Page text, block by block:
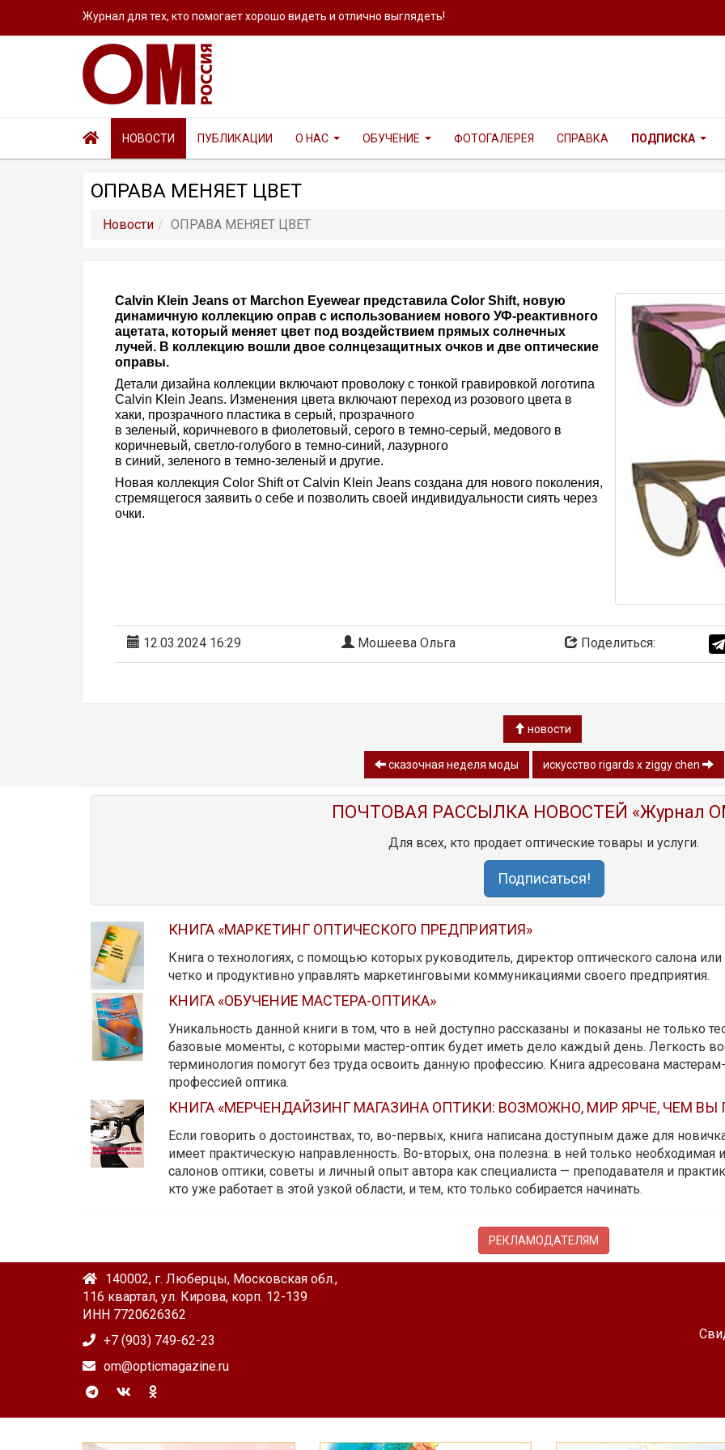
Журнал для тех, кто помогает хорошо видеть и отлично выглядеть!
НОВОСТИ ПУБЛИКАЦИИ О НАС ОБУЧЕНИЕ ФОТОГАЛЕРЕЯ СПРАВКА ПОДПИСКА
ОПРАВА МЕНЯЕТ ЦВЕТ
Новости ОПРАВА МЕНЯЕТ ЦВЕТ
Calvin Klein Jeans от Marchon Eyewear представила Color Shift, новую
динамичную коллекцию оправ с использованием нового УФ-реактивного
ацетата, который меняет цвет под воздействием прямых солнечных
лучей. В коллекцию вошли двое солнцезащитных очков и две оптические
оправы.
Детали дизайна коллекции включают проволоку с тонкой гравировкой логотипа
Calvin Klein Jeans. Изменения цвета включают переход из розового цвета в
хаки, прозрачного пластика в серый, прозрачного
в зеленый, коричневого в фиолетовый, серого в темно-серый, медового в
коричневый, светло-голубого в темно-синий, лазурного
в синий, зеленого в темно-зеленый и другие.
Новая коллекция Color Shift от Calvin Klein Jeans создана для нового поколения,
стремящегося заявить о себе и позволить своей индивидуальности сиять через
очки.
12.03.2024 16:29 Мошеева Ольга Поделиться:
новости
сказочная неделя моды искусство rigards x ziggy chen
ПОЧТОВАЯ РАССЫЛКА НОВОСТЕЙ «Журнал
Для всех, кто продает оптические товары и услуги.
Подписаться!
КНИГА «МАРКЕТИНГ ОПТИЧЕСКОГО ПРЕДПРИЯТИЯ»
Книга о технологиях, с помощью которых руководитель, директор оптического салона
четко и продуктивно управлять маркетинговыми коммуникациями своего предприятия.
КНИГА «ОБУЧЕНИЕ МАСТЕРА-ОПТИКА»
Уникальность данной книги в том, что в ней доступно рассказаны и показаны не только
базовые моменты, с которыми мастер-оптик будет иметь дело каждый день. Легкость
терминология помогут без труда освоить данную профессию. Книга адресована
профессией оптика.
КНИГА «МЕРЧЕНДАЙЗИНГ МАГАЗИНА ОПТИКИ: ВОЗМОЖНО, МИР ЯРЧЕ, ЧЕМ ВЫ
Если говорить о достоинствах, то, во-первых, книга написана доступным даже для
имеет практическую направленность. Во-вторых, она полезна: в ней только необходимая
салонов оптики, советы и личный опыт автора как специалиста — преподавателя и
кто уже работает в этой узкой области, и тем, кто только собирается начинать.
РЕКЛАМОДАТЕЛЯМ
140002, г. Люберцы, Московская обл.,
116 квартал, ул. Кирова, корп. 12-139
ИНН 7720626362
+7 (903) 749-62-23
om@opticmagazine.ru